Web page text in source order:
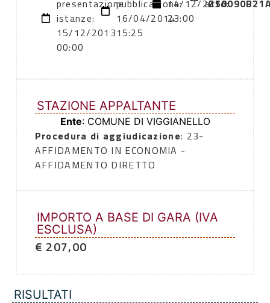
presentazione
istanze:
15/12/2013
00:00
pubblicazione:
16/04/2014
15:25
14/12/2013
23:00
atto:
STAZIONE APPALTANTE
Ente: COMUNE DI VIGGIANELLO
Procedura di aggiudicazione: 23-
AFFIDAMENTO IN ECONOMIA -
AFFIDAMENTO DIRETTO
IMPORTO A BASE DI GARA (IVA
ESCLUSA)
€ 207,00
RISULTATI